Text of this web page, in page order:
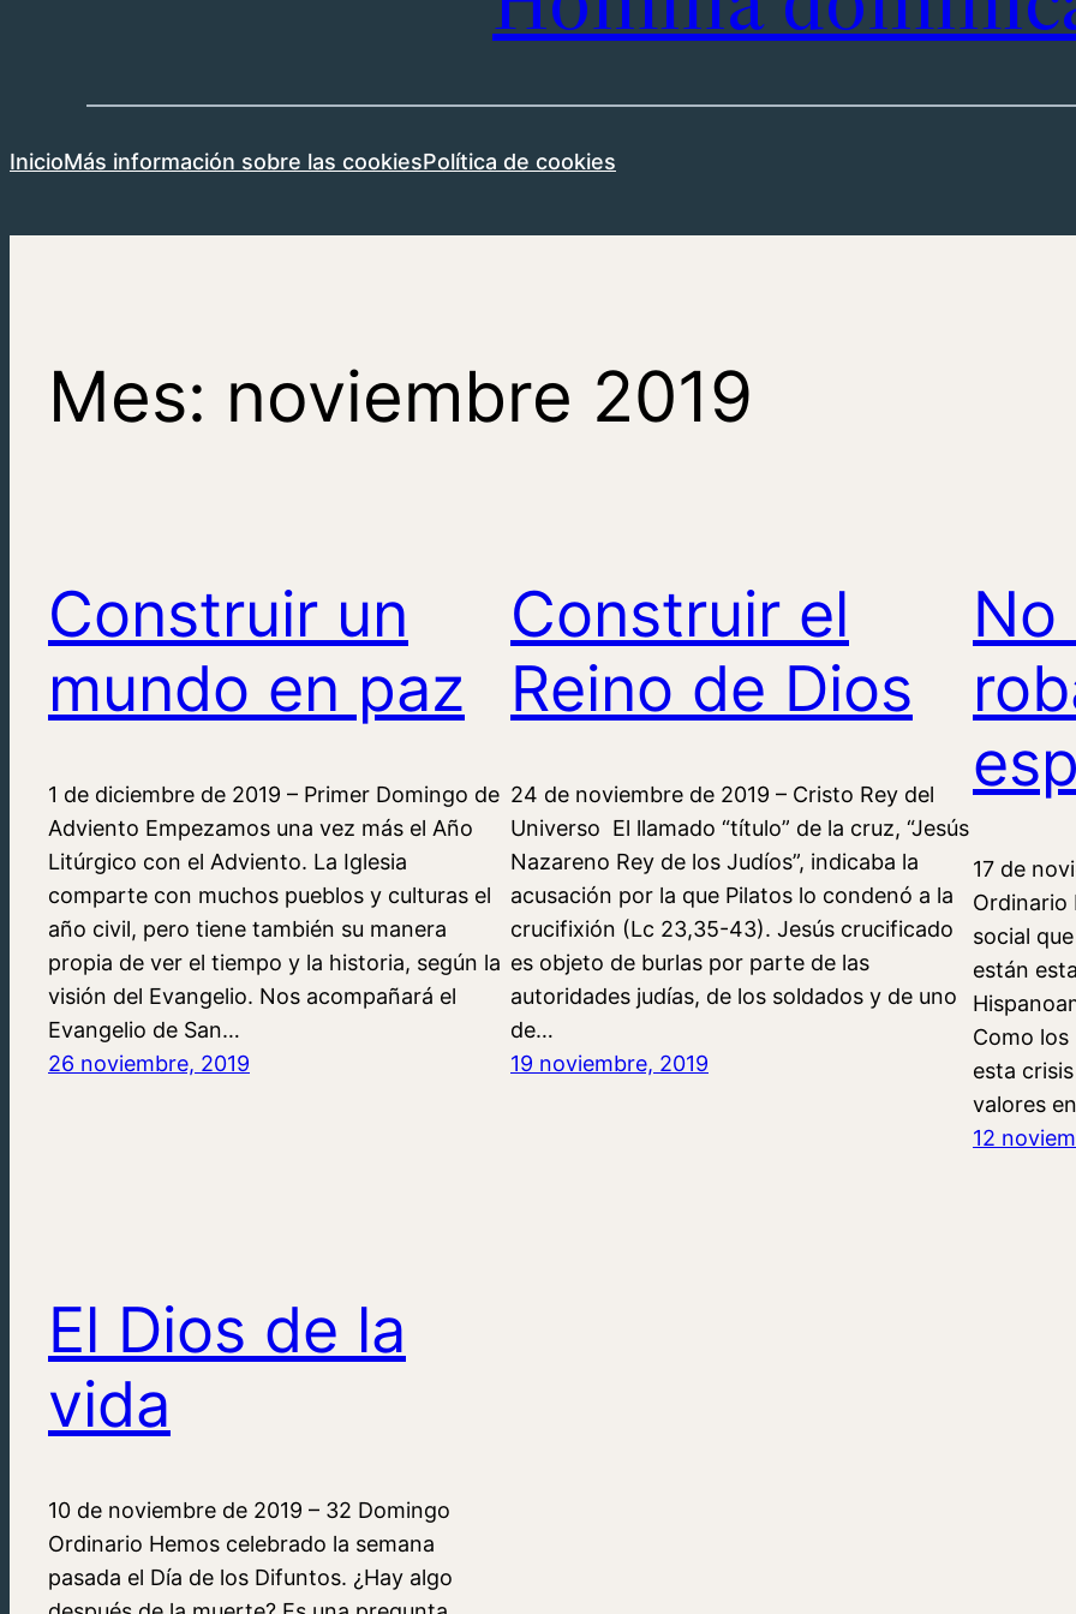
InicioMás información sobre las cookiesPolítica de cookies
Mes: noviembre 2019
Construir un
mundo en paz
1 de diciembre de 2019 – Primer Domingo de
Adviento Empezamos una vez más el Año
Litúrgico con el Adviento. La Iglesia
comparte con muchos pueblos y culturas el
año civil, pero tiene también su manera
propia de ver el tiempo y la historia, según la
visión del Evangelio. Nos acompañará el
Evangelio de San…
26 noviembre, 2019
Construir el
Reino de Dios
24 de noviembre de 2019 – Cristo Rey del
Universo El llamado “título” de la cruz, “Jesús
Nazareno Rey de los Judíos”, indicaba la
acusación por la que Pilatos lo condenó a la
crucifixión (Lc 23,35-43). Jesús crucificado
es objeto de burlas por parte de las
autoridades judías, de los soldados y de uno
de…
19 noviembre, 2019
17 de
Ordinario
social
están
Como los
esta
valores
12
El Dios de la
vida
10 de noviembre de 2019 – 32 Domingo
Ordinario Hemos celebrado la semana
pasada el Día de los Difuntos. ¿Hay algo